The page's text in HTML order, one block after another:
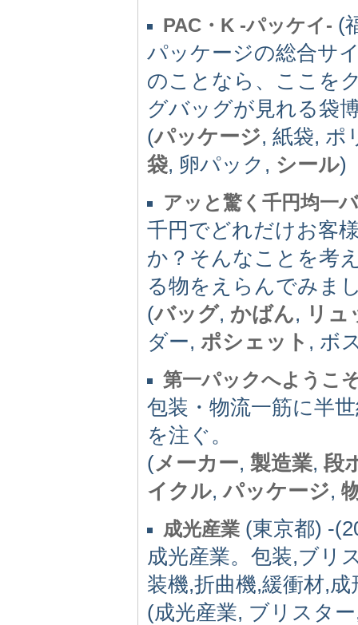
PAC・K -パッケイ- (
パッケージの総合サ
のことなら、ここを
グバッグが見れる袋
(パッケージ, 紙袋, ポ
袋, 卵パック, シール)
アッと驚く千円均一
千円でどれだけお客
か？そんなことを考
る物をえらんでみま
(バッグ, かばん, リュ
ダー, ポシェット , ボ
第一パックへようこ
包装・物流一筋に半
を注ぐ。
(メーカー, 製造業, 段
イクル,パッケージ,
成光産業 (東京都) -
成光産業。包装,ブリ
装機,折曲機,緩衝材,成
(成光産業, ブリスタ